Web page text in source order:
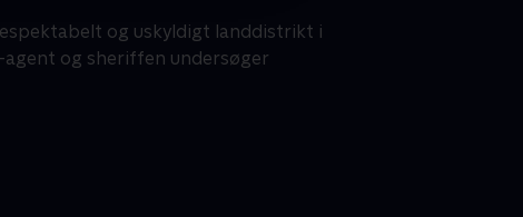
og uskyldigt landdistrikt i
agent og sheriffen undersøger